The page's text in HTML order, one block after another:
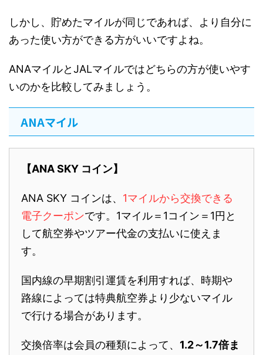
しかし、貯めたマイルが同じであれば、より自分に
あった使い方ができる方がいいですよね。
ANAマイルとJALマイルではどちらの方が使いやす
いのかを比較してみましょう。
ANAマイル
【ANA SKY コイン】
ANA SKY コインは、 1マイルから交換できる
電子クーポンです。1マイル＝1コイン＝1円と
して航空券やツアー代金の支払いに使えま
す。
国内線の早期割引運賃を利用すれば、時期や
路線によっては特典航空券より少ないマイル
で行ける場合があります。
交換倍率は会員の種類によって、 1.2～1.7倍ま